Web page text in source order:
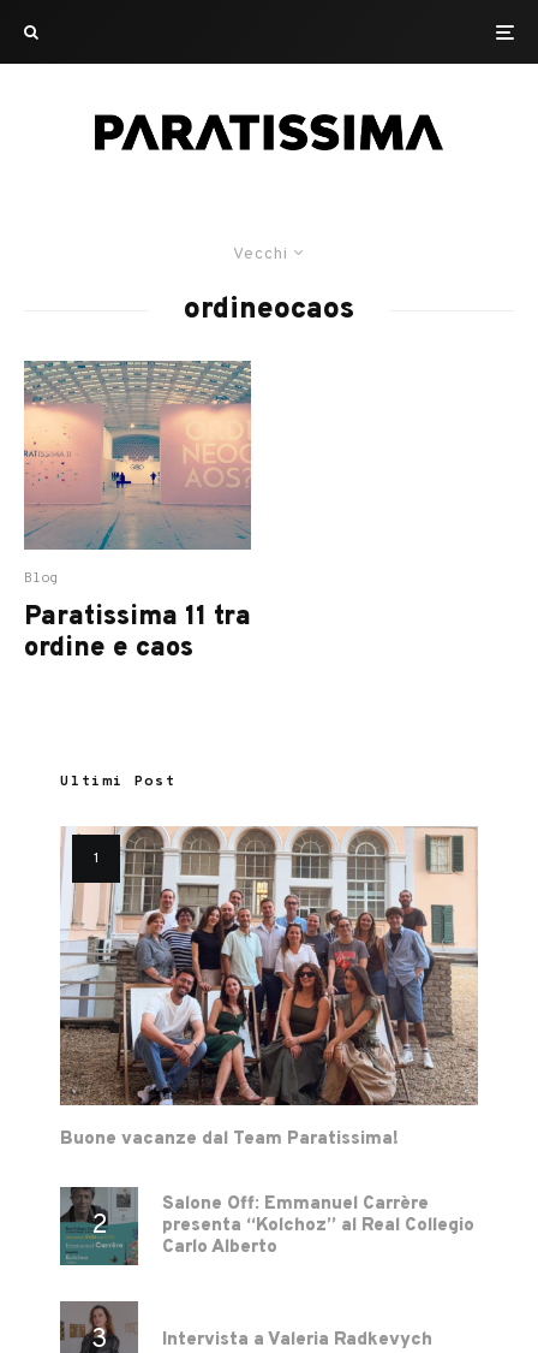
Vecchi
ordineocaos
Blog
Paratissima 11 tra
ordine e caos
Ultimi Post
Buone vacanze dal Team Paratissima!
Salone Off: Emmanuel Carrère
presenta “Kolchoz” al Real Collegio
Carlo Alberto
Intervista a Valeria Radkevych